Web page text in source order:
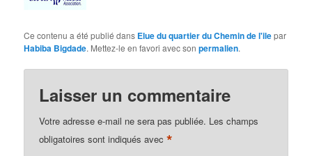
Ce contenu a été publié dans Elue du quartier du Chemin de l'ilepar
Habiba Bigdade. Mettez-le en favori avec sonpermalien.
Laisser un commentaire
Votre adresse e-mail ne sera pas publiée. Les champs
obligatoires sont indiqués avec*